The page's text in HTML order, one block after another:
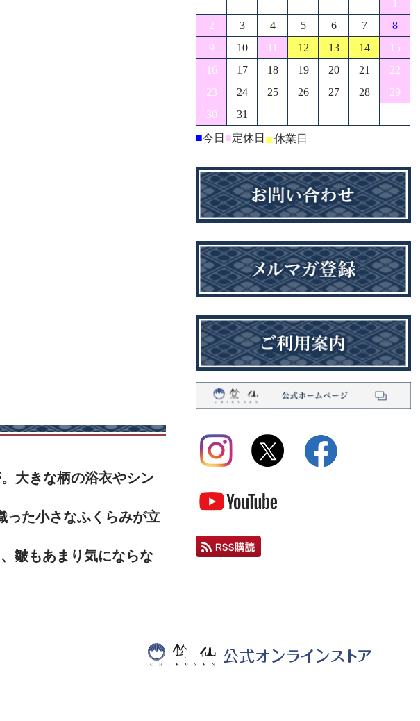
大きな柄の浴衣やシン
った小さなふくらみが立
皺もあまり気にならな
1
2
3 4 5 6 7
8
9
10 11 12 13 14
15
16
17 18 19 20 21
22
23
24 25 26 27 28
29
30
31
■今日 ■定休日 ■休業日